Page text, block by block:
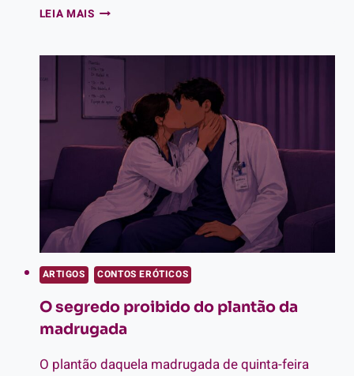
LEIA MAISDOCE
O
ENCONTRO
DE
APP
VIRA
BANQUETE
ARTIGOS CONTOS ERÓTICOS
O segredo proibido do plantão da
madrugada
O plantão daquela madrugada de quinta-feira